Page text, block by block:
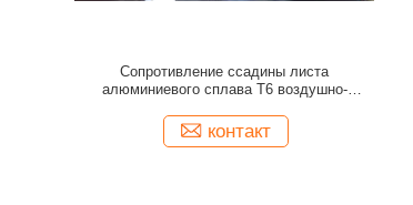
Сопротивление ссадины листа
алюминиевого сплава T6 воздушно-
контакт